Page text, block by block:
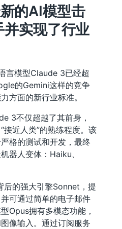
的AI模型击
并实现了行业
言模型Claude 3已经超
的Gemini这样的竞争
方面的新行业标准。
3不仅超越了其前身，
接近人类”的熟练程度。该
格的测试和开发，最终
器人变体：Haiku、
后的强大引擎Sonnet，提
可通过简单的电子邮件
Opus拥有多模态功能，
像输入。通过订阅服务